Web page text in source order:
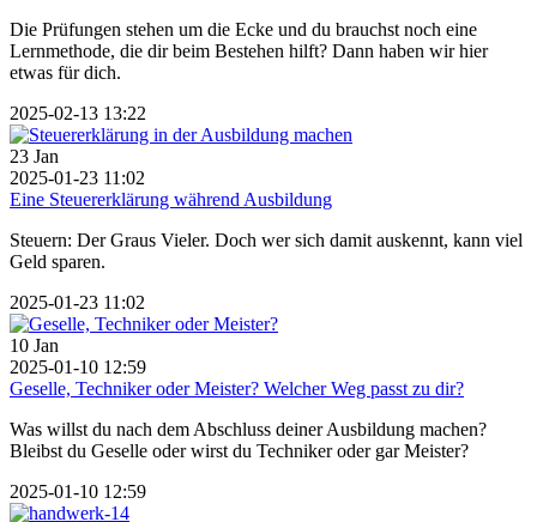
Die Prüfungen stehen um die Ecke und du brauchst noch eine
Lernmethode, die dir beim Bestehen hilft? Dann haben wir hier
etwas für dich.
2025-02-13 13:22
23 Jan
2025-01-23 11:02
Eine Steuererklärung während Ausbildung
Steuern: Der Graus Vieler. Doch wer sich damit auskennt, kann viel
Geld sparen.
2025-01-23 11:02
10 Jan
2025-01-10 12:59
Geselle, Techniker oder Meister? Welcher Weg passt zu dir?
Was willst du nach dem Abschluss deiner Ausbildung machen?
Bleibst du Geselle oder wirst du Techniker oder gar Meister?
2025-01-10 12:59